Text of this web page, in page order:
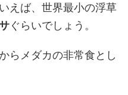
えば、世界最小の浮草
ぐらいでしょう。
らメダカの非常食とし